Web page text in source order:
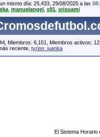
mismo día: 25,433, 29/08/2025 a las
manuelangel s91 srisuami
Miembros: 6,151, Miembros activos:
reciente, tyrion_juanka
El Sistema